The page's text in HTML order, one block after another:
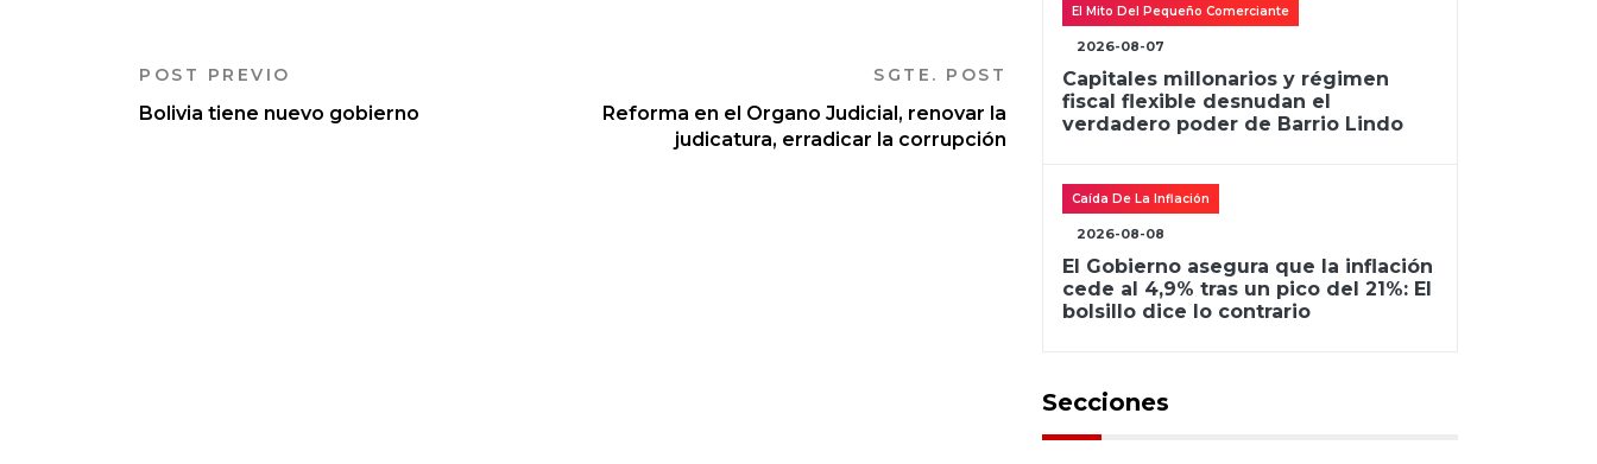
POST PREVIO
Bolivia tiene nuevo gobierno
SGTE. POST
Reforma en el Organo Judicial, renovar la
judicatura, erradicar la corrupción
El Mito Del Pequeño Comerciante
2026-08-07
Capitales millonarios y régimen
fiscal flexible desnudan el
verdadero poder de Barrio Lindo
Caída De La Inflación
2026-08-08
El Gobierno asegura que la inflación
cede al 4,9% tras un pico del 21%: El
bolsillo dice lo contrario
Secciones